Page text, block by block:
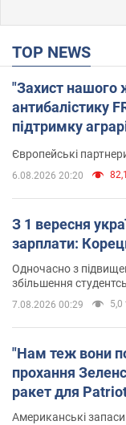
TOP NEWS
"Захист нашого
антибалістику
підтримку
Європейські
6.08.2026 20:20
З 1 вересня
зарплати:
Одночасно з
збільшення
7.08.2026 00:29 5,0
"Нам теж вони
прохання
ракет для
Американські